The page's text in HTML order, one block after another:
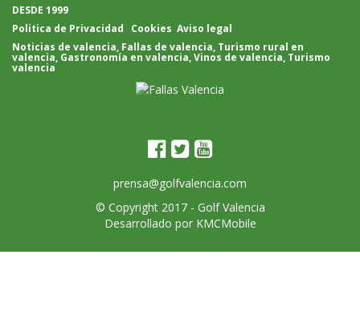
DESDE 1999
Politica de Privacidad
Cookies Aviso legal
Noticias de valencia, Fallas de valencia, Turismo rural en
valencia, Gastronomía en valencia,Vinos de valencia, Turismo
valencia
prensa@golfvalencia.com
© Copyright 2017 - Golf Valencia
Desarrollado por KMCMobile